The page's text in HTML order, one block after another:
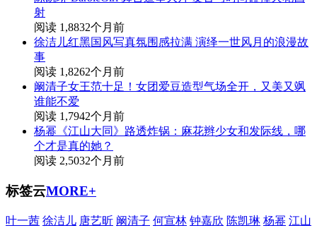
射
阅读 1,8832个月前
徐洁儿红黑国风写真氛围感拉满 演绎一世风月的浪漫故
事
阅读 1,8262个月前
阚清子女王范十足！女团爱豆造型气场全开，又美又飒
谁能不爱
阅读 1,7942个月前
杨幂《江山大同》路透炸锅：麻花辫少女和发际线，哪
个才是真的她？
阅读 2,5032个月前
标签云MORE+
叶一茜 徐洁儿 唐艺昕 阚清子 何宣林 钟嘉欣 陈凯琳 杨幂 江山